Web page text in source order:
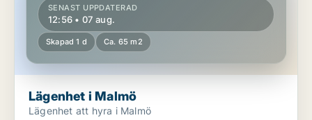
SENAST UPPDATERAD
12:56 • 07 aug.
Skapad 1 d Ca. 65 m2
Lägenhet i Malmö
Lägenhet att hyra i Malmö